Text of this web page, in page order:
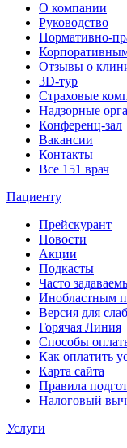
О компании
Руководство
Нормативно-
Отзывы о
3D-тур
Страховые
Надзорные
Конференц-зал
Вакансии
Контакты
Все 151 врач
Пациенту
Прейскурант
Новости
Акции
Подкасты
Часто
Инобластным
Версия для
Горячая Линия
Способы
Как оплатить
Карта сайта
Правила
Налоговый
Услуги